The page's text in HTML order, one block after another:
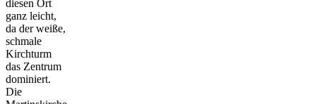
diesen Ort
ganz leicht,
da der weiße,
schmale
Kirchturm
das Zentrum
dominiert.
Die